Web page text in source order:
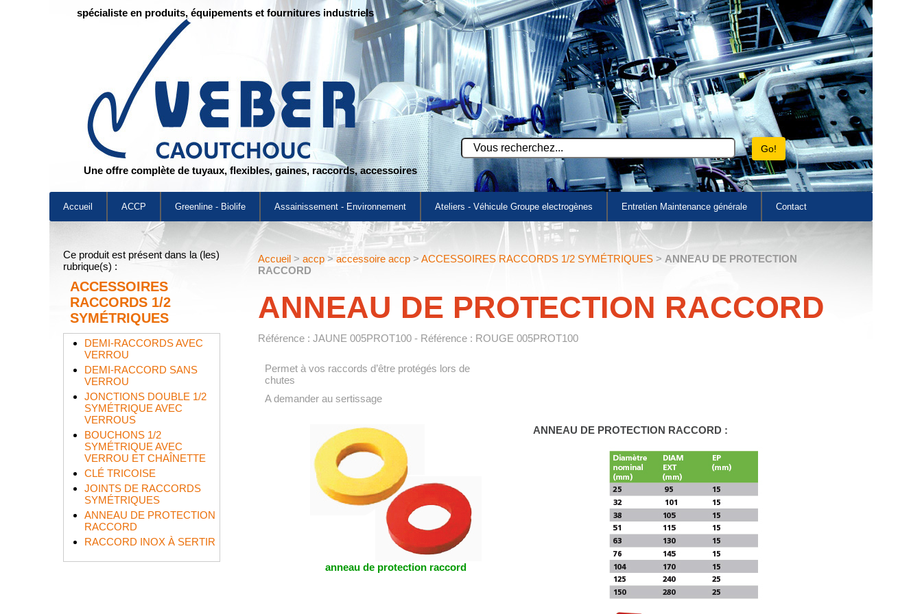
spécialiste en produits, équipements et fournitures industriels
Une offre complète de tuyaux, flexibles, gaines, raccords, accessoires
Accueil ACCP Greenline - Biolife Assainissement - Environnement Ateliers - Véhicule Groupe electrogènes Entretien Maintenance générale Contact
Ce produit est présent dans la (les)
rubrique(s) :
ACCESSOIRES
RACCORDS 1/2
SYMÉTRIQUES
DEMI-RACCORDS AVEC
VERROU
DEMI-RACCORD SANS
VERROU
JONCTIONS DOUBLE 1/2
SYMÉTRIQUE AVEC
VERROUS
BOUCHONS 1/2
SYMÉTRIQUE AVEC
VERROU ET CHAÎNETTE
CLÉ TRICOISE
JOINTS DE RACCORDS
SYMÉTRIQUES
ANNEAU DE PROTECTION
RACCORD
RACCORD INOX À SERTIR
Accueil > accp > accessoire accp > ACCESSOIRES RACCORDS 1/2 SYMÉTRIQUES > ANNEAU DE PROTECTION
RACCORD
ANNEAU DE PROTECTION RACCORD
Référence : JAUNE 005PROT100 - Référence : ROUGE 005PROT100
Permet à vos raccords d’être protégés lors de
chutes
A demander au sertissage
anneau de protection raccord
ANNEAU DE PROTECTION RACCORD :